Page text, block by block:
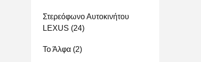
Στερεόφωνο Αυτοκινήτου
LEXUS (24)
Το Άλφα (2)